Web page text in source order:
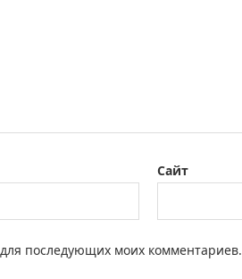
Сайт
последующих моих комментариев.